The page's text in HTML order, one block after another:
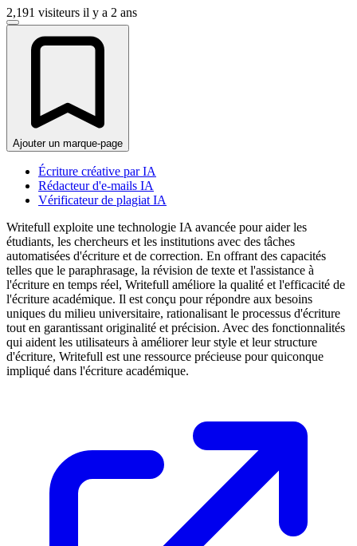
2,191 visiteurs il y a 2 ans
Ajouter un marque-page
Écriture créative par IA
Rédacteur d'e-mails IA
Vérificateur de plagiat IA
Writefull exploite une technologie IA avancée pour aider les
étudiants, les chercheurs et les institutions avec des tâches
automatisées d'écriture et de correction. En offrant des capacités
telles que le paraphrasage, la révision de texte et l'assistance à
l'écriture en temps réel, Writefull améliore la qualité et l'efficacité de
l'écriture académique. Il est conçu pour répondre aux besoins
uniques du milieu universitaire, rationalisant le processus d'écriture
tout en garantissant originalité et précision. Avec des fonctionnalités
qui aident les utilisateurs à améliorer leur style et leur structure
d'écriture, Writefull est une ressource précieuse pour quiconque
impliqué dans l'écriture académique.